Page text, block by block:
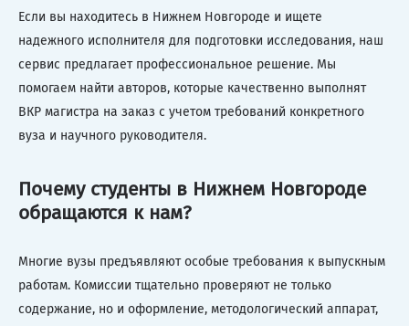
Если вы находитесь в Нижнем Новгороде и ищете
надежного исполнителя для подготовки исследования, наш
сервис предлагает профессиональное решение. Мы
помогаем найти авторов, которые качественно выполнят
ВКР магистра на заказ с учетом требований конкретного
вуза и научного руководителя.
Почему студенты в Нижнем Новгороде
обращаются к нам?
Многие вузы предъявляют особые требования к выпускным
работам. Комиссии тщательно проверяют не только
содержание, но и оформление, методологический аппарат,